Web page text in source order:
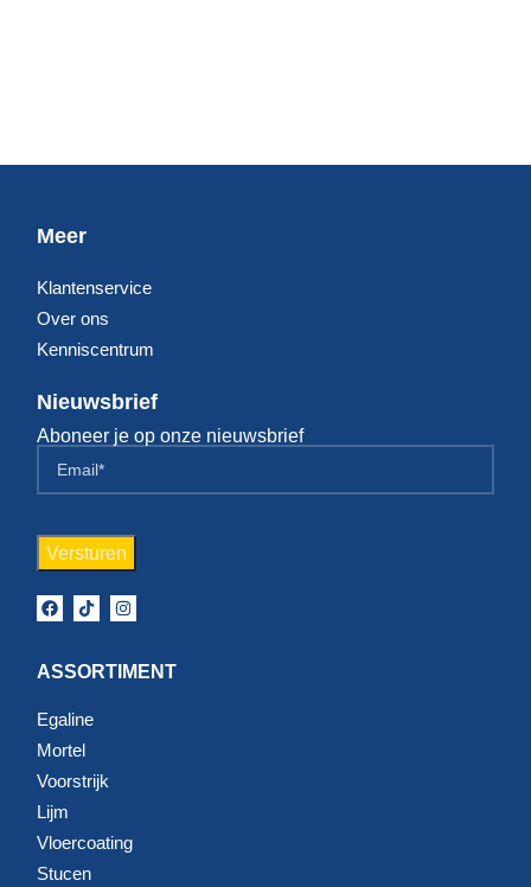
Meer
Klantenservice
Over ons
Kenniscentrum
Nieuwsbrief
Aboneer je op onze nieuwsbrief
ASSORTIMENT
Egaline
Mortel
Voorstrijk
Lijm
Vloercoating
Stucen